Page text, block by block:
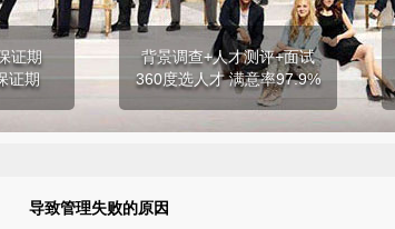
证期
证期
背景调查+人才测评+面试
360度选人才 满意率97.9%
导致管理失败的原因